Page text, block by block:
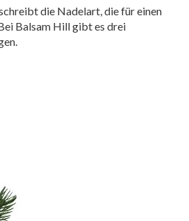
die Nadelart, die für einen
Balsam Hill gibt es drei